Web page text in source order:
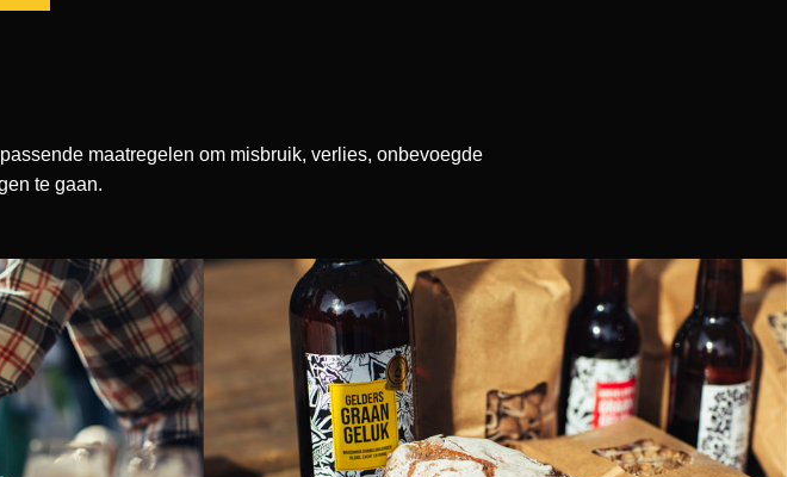
maatregelen om misbruik, verlies, onbevoegde
te gaan.